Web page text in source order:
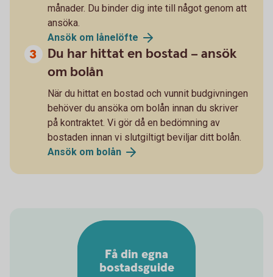
månader. Du binder dig inte till något genom att
ansöka.
Ansök om lånelöfte
Du har hittat en bostad – ansök
om bolån
När du hittat en bostad och vunnit budgivningen
behöver du ansöka om bolån innan du skriver
på kontraktet. Vi gör då en bedömning av
bostaden innan vi slutgiltigt beviljar ditt bolån.
Ansök om bolån
Få din egna
bostadsguide